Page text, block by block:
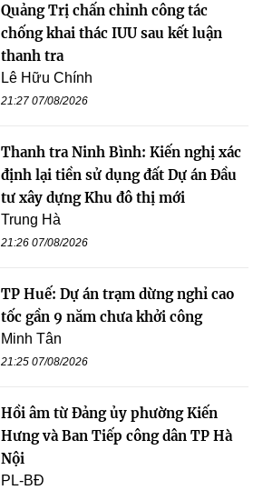
Quảng Trị chấn chỉnh công tác
chống khai thác IUU sau kết luận
thanh tra
Lê Hữu Chính
21:27 07/08/2026
Thanh tra Ninh Bình: Kiến nghị xác
định lại tiền sử dụng đất Dự án Đầu
tư xây dựng Khu đô thị mới
Trung Hà
21:26 07/08/2026
TP Huế: Dự án trạm dừng nghỉ cao
tốc gần 9 năm chưa khởi công
Minh Tân
21:25 07/08/2026
Hồi âm từ Đảng ủy phường Kiến
Hưng và Ban Tiếp công dân TP Hà
Nội
PL-BĐ